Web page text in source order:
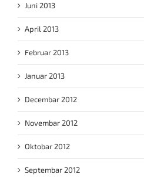
Juni 2013
April 2013
Februar 2013
Januar 2013
Decembar 2012
Novembar 2012
Oktobar 2012
Septembar 2012